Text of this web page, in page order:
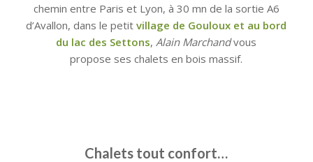
chemin entre Paris et Lyon, à 30 mn de la sortie A6
d’Avallon, dans le petitvillage de Gouloux et au bord
du lac des Settons, Alain Marchandvous
propose ses chalets en bois massif.
Chalets tout confort…